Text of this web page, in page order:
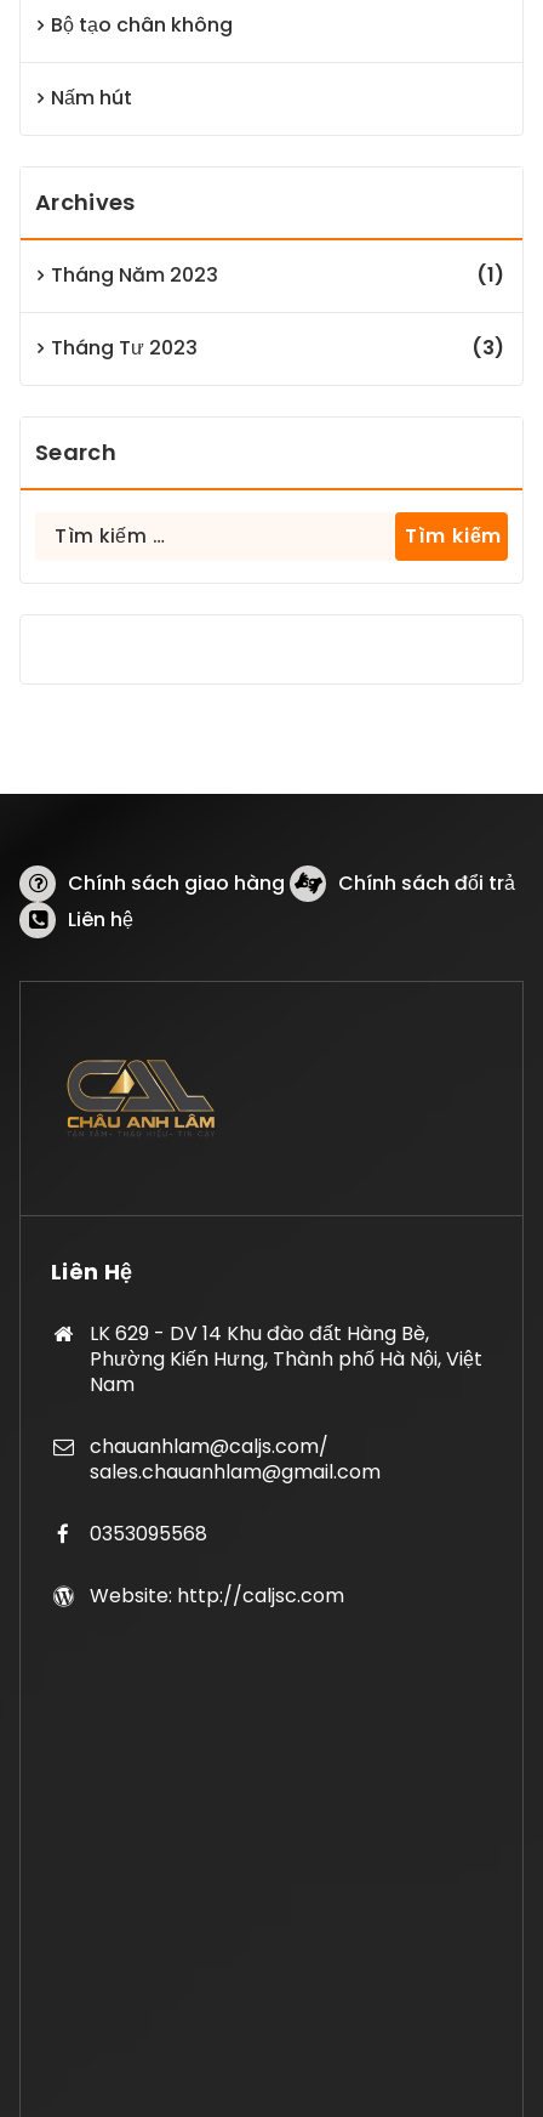
Bộ tạo chân không
Nấm hút
Archives
Tháng Năm 2023 (1)
Tháng Tư 2023 (3)
Search
Tìm
Chính sách giao hàng
Chính sách đổi trả
Liên hệ
Liên Hệ
LK 629 - DV 14 Khu đào đất Hàng Bè,
Phường Kiến Hưng, Thành phố Hà Nội, Việt
Nam
chauanhlam@caljs.com/
sales.chauanhlam@gmail.com
0353095568
Website: http://caljsc.com